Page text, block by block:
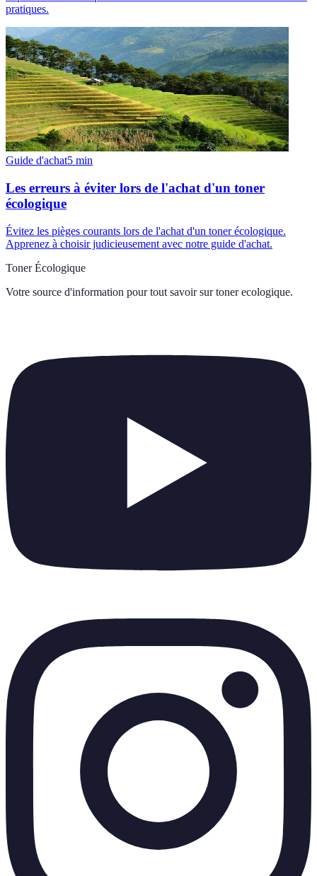
pratiques.
Guide d'achat5 min
Les erreurs à éviter lors de l'achat d'un toner
écologique
Évitez les pièges courants lors de l'achat d'un toner écologique.
Apprenez à choisir judicieusement avec notre guide d'achat.
Toner Écologique
Votre source d'information pour tout savoir sur toner ecologique.